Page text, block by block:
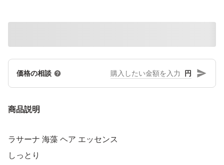
価格の相談 円
商品説明
ラサーナ 海藻 ヘア エッセンス
しっとり